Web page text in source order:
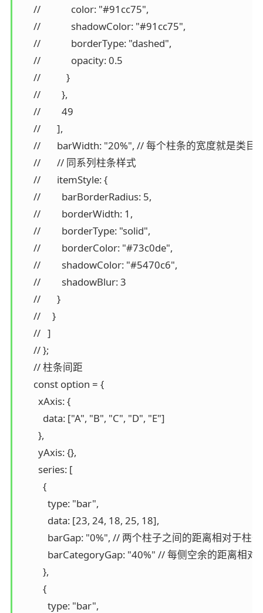
      //             color: "#91cc75",
      //             shadowColor: "#91cc75",
      //             borderType: "dashed",
      //             opacity: 0.5
      //           }
      //         },
      //         49
      //       ],
//       barWidth: "20%", // 每个柱条的宽度就是类
      //       // 同系列柱条样式
      //       itemStyle: {
      //         barBorderRadius: 5,
      //         borderWidth: 1,
      //         borderType: "solid",
      //         borderColor: "#73c0de",
      //         shadowColor: "#5470c6",
      //         shadowBlur: 3
      //       }
      //     }
      //   ]
      // };
      // 柱条间距
      const option = {
        xAxis: {
          data: ["A", "B", "C", "D", "E"]
        },
        yAxis: {},
        series: [
          {
            type: "bar",
            data: [23, 24, 18, 25, 18],
barGap: "0%", // 两个柱子之间的距离相对于柱
barCategoryGap: "40%" // 每侧空余的距离相
          },
          {
            type: "bar",